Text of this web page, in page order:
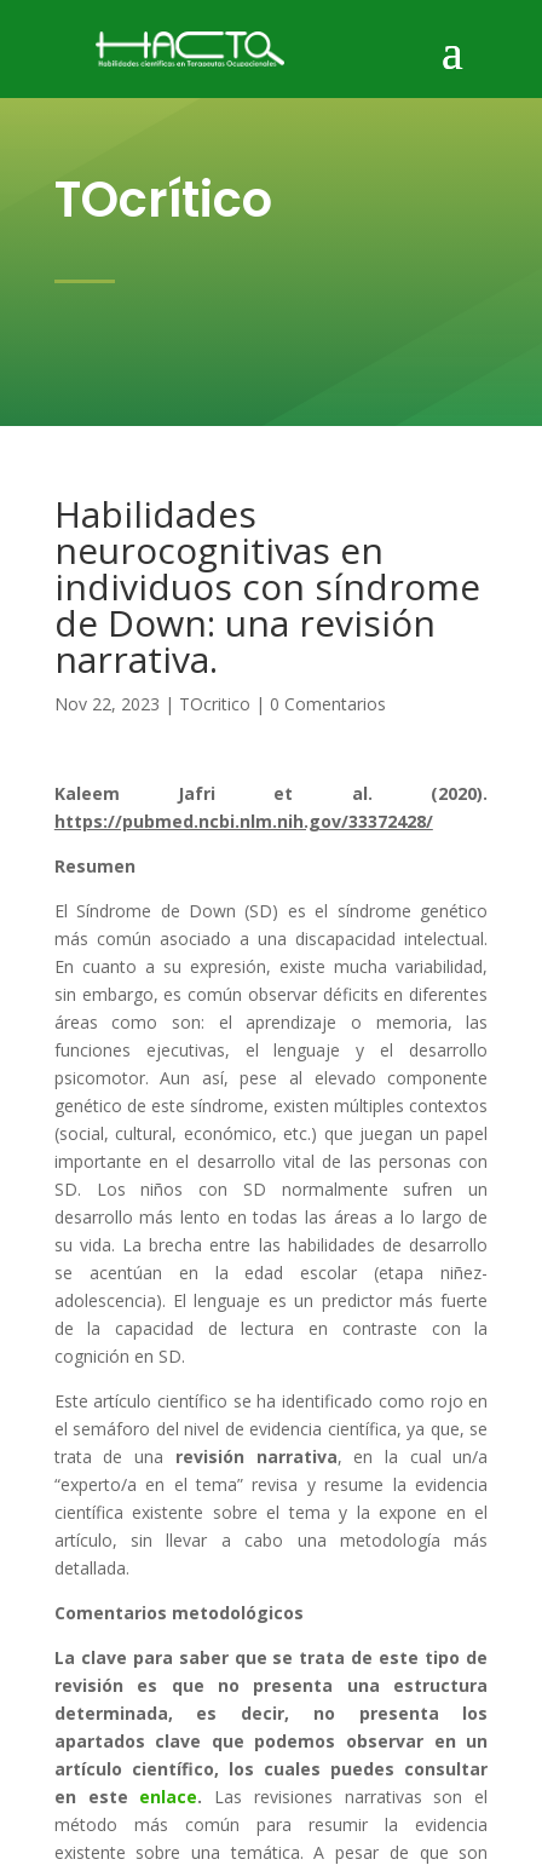
TOcrítico
Habilidades
neurocognitivas en
individuos con síndrome
de Down: una revisión
narrativa.
Nov 22, 2023 | TOcritico | 0 Comentarios
Kaleem Jafri et al. (2020).
https://pubmed.ncbi.nlm.nih.gov/33372428/
Resumen
El Síndrome de Down (SD) es el síndrome genético
más común asociado a una discapacidad intelectual.
En cuanto a su expresión, existe mucha variabilidad,
sin embargo, es común observar déficits en diferentes
áreas como son: el aprendizaje o memoria, las
funciones ejecutivas, el lenguaje y el desarrollo
psicomotor. Aun así, pese al elevado componente
genético de este síndrome, existen múltiples contextos
(social, cultural, económico, etc.) que juegan un papel
importante en el desarrollo vital de las personas con
SD. Los niños con SD normalmente sufren un
desarrollo más lento en todas las áreas a lo largo de
su vida. La brecha entre las habilidades de desarrollo
se acentúan en la edad escolar (etapa niñez-
adolescencia). El lenguaje es un predictor más fuerte
de la capacidad de lectura en contraste con la
cognición en SD.
Este artículo científico se ha identificado como rojo en
el semáforo del nivel de evidencia científica, ya que, se
trata de una revisión narrativa, en la cual un/a
“experto/a en el tema” revisa y resume la evidencia
científica existente sobre el tema y la expone en el
artículo, sin llevar a cabo una metodología más
detallada.
Comentarios metodológicos
La clave para saber que se trata de este tipo de
revisión es que no presenta una estructura
determinada, es decir, no presenta los
apartados clave que podemos observar en un
artículo científico, los cuales puedes consultar
en este enlace. Las revisiones narrativas son el
método más común para resumir la evidencia
existente sobre una temática. A pesar de que son